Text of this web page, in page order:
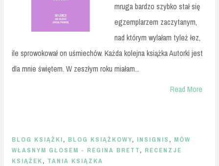
mruga bardzo szybko stał się
egzemplarzem zaczytanym,
nad którym wylałam tyleż łez,
ile sprowokował on uśmiechów. Każda kolejna książka Autorki jest
dla mnie świętem. W zeszłym roku miałam...
Read More
BLOG KSIĄŻKI, BLOG KSIĄŻKOWY, INSIGNIS , MÓW
WŁASNYM GŁOSEM - REGINA BRETT, RECENZJE
KSIĄŻEK, TANIA KSIĄZKA